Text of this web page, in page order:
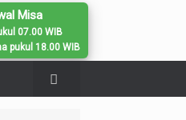
Misa
07.00 WIB
pukul 18.00 WIB